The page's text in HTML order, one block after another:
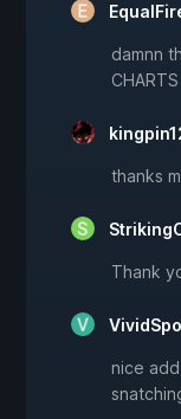
damnn
CHARTS
thanks
Thank
nice